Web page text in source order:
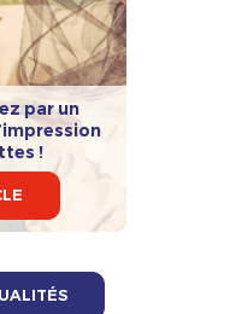
par un
!